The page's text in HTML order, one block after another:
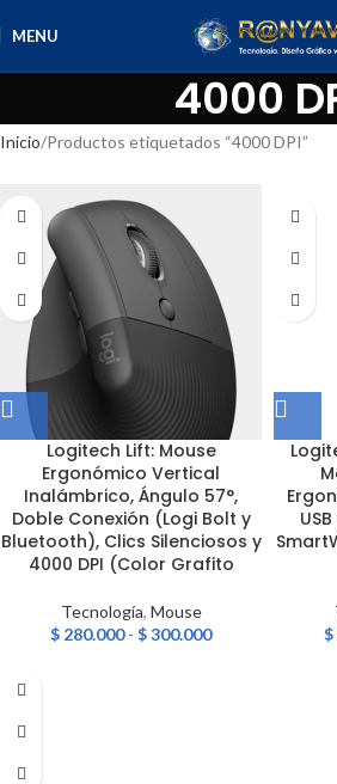
MENU
4000
Inicio Productos etiquetados “4000 DPI”
Logitech Lift: Mouse
Ergonómico Vertical
Inalámbrico, Ángulo 57°,
Doble Conexión (Logi Bolt y
Bluetooth), Clics Silenciosos y
4000 DPI (Color Grafito
Tecnología, Mouse
$ 280.000 - $300.000
$